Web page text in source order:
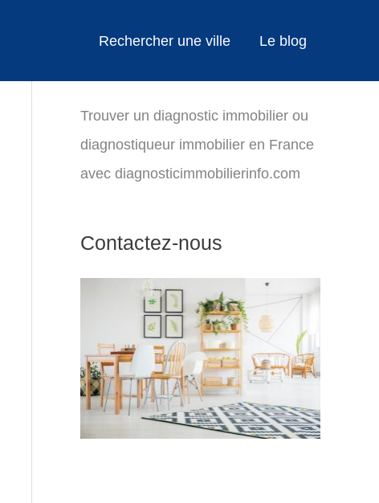
Rechercher une ville Le blog
Trouver un diagnostic immobilier ou
diagnostiqueur immobilier en France
avec diagnosticimmobilierinfo.com
Contactez-nous